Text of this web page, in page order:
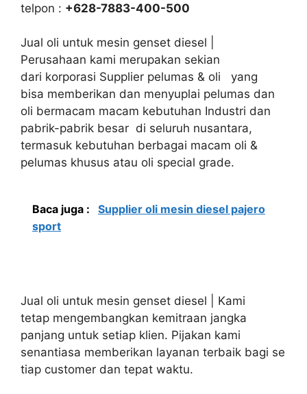
telpon : +628-7883-400-500
Jual oli untuk mesin genset diesel |
Perusahaan kami merupakan sekian
dari korporasi Supplier pelumas & oli yang
bisa memberikan dan menyuplai pelumas dan
oli bermacam macam kebutuhan Industri dan
pabrik-pabrik besar di seluruh nusantara,
termasuk kebutuhan berbagai macam oli &
pelumas khusus atau oli special grade.
Baca juga :
Supplier oli mesin diesel pajero
sport
Jual oli untuk mesin genset diesel | Kami
tetap mengembangkan kemitraan jangka
panjang untuk setiap klien. Pijakan kami
senantiasa memberikan layanan terbaik bagi se
tiap customer dan tepat waktu.